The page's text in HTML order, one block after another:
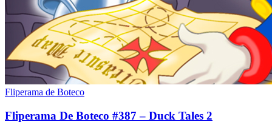
Fliperama de Boteco
Fliperama De Boteco #387 – Duck Tales 2